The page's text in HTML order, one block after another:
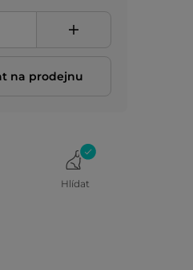
na prodejnu
Hlídat